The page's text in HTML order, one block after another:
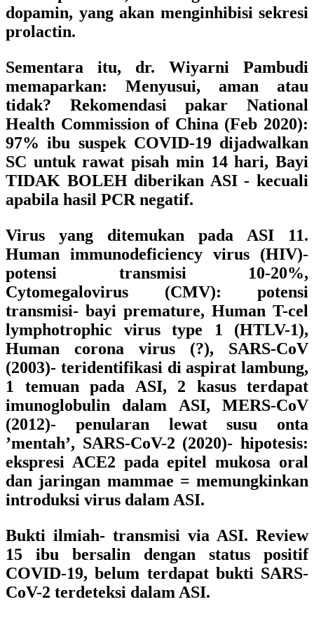
dopamin, yang akan menginhibisi sekresi
prolactin.
Sementara itu, dr. Wiyarni Pambudi
memaparkan: Menyusui, aman atau
tidak? Rekomendasi pakar National
Health Commission of China (Feb 2020):
97% ibu suspek COVID-19 dijadwalkan
SC untuk rawat pisah min 14 hari, Bayi
TIDAK BOLEH diberikan ASI - kecuali
apabila hasil PCR negatif.
Virus yang ditemukan pada ASI 11.
Human immunodeficiency virus (HIV)-
potensi transmisi 10-20%,
Cytomegalovirus (CMV): potensi
transmisi- bayi premature, Human T-cel
lymphotrophic virus type 1 (HTLV-1),
Human corona virus (?), SARS-CoV
(2003)- teridentifikasi di aspirat lambung,
1 temuan pada ASI, 2 kasus terdapat
imunoglobulin dalam ASI, MERS-CoV
(2012)- penularan lewat susu onta
’mentah’, SARS-CoV-2 (2020)- hipotesis:
ekspresi ACE2 pada epitel mukosa oral
dan jaringan mammae = memungkinkan
introduksi virus dalam ASI.
Bukti ilmiah- transmisi via ASI. Review
15 ibu bersalin dengan status positif
COVID-19, belum terdapat bukti SARS-
CoV-2 terdeteksi dalam ASI.